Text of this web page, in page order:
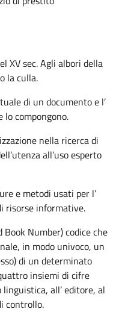
XV sec. Agli albori della
la culla.
di un documento e l’
lo compongono.
nella ricerca di
all’uso esperto
e metodi usati per l’
risorse informative.
Number) codice che
in modo univoco, un
di un determinato
insiemi di cifre
linguistica, all’ editore, al
controllo.